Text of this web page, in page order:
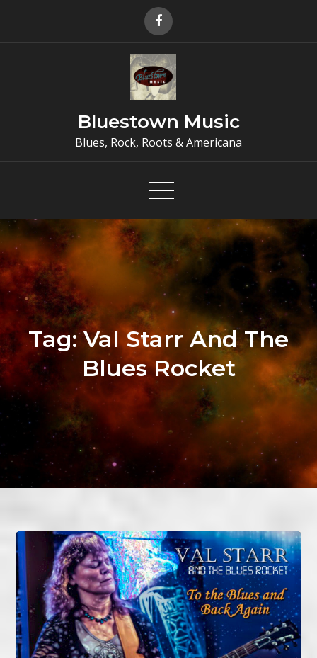
Bluestown Music
Blues, Rock, Roots & Americana
Tag:Val Starr And The
Blues Rocket